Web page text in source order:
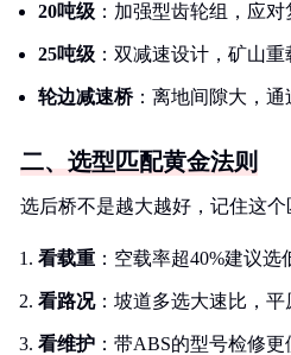
20吨级 ：加强型齿轮组，应
25吨级 ：双减速设计，矿山重
轮边减速桥：离地间隙大，通
二、选型匹配黄金法则
选后桥不是越大越好，记住这个
看载重 ：空载率超40%建议选
看路况：坡道多选大速比，平
看维护 ：带ABS的型号检修更